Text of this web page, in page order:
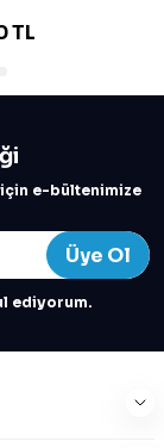
TL
e-bültenimize
Üye Ol
ediyorum.